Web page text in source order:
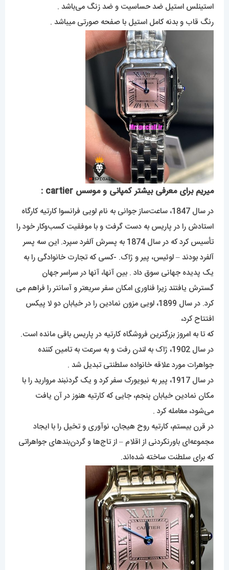
استینلس استیل ضد حساسیت و ضد زنگ می‌باشد .
رنگ قاب و بدنه کامل استیل با صفحه صورتی میباشد .
میریم برای معرفی بیشتر کمپانی و موسس cartier :
در سال 1847، ساعت‌ساز جوانی به نام لویی فرانسوا کارتیه کارگاه
استادش را در پاریس به دست گرفت و با موفقیت کسب‌وکار خود را
تأسیس کرد که در سال 1874 به پسرش آلفرد سپرد. این سه پسر
آلفرد بودند – لوئیس، پیر و ژاک. -کسی که تجارت خانوادگی را به
یک پدیده جهانی سوق داد . بین آنها، آنها در سراسر جهان
گسترش یافتند زیرا فناوری امکان سفر سریعتر و آسانتر را فراهم می
کرد. در سال 1899، لویی مزون نمادین را در خیابان دو لا پیکس
افتتاح کرد،
که تا به امروز بزرگترین فروشگاه کارتیه در پاریس باقی مانده است.
در سال 1902، ژاک به لندن رفت و به سرعت به تامین کننده
جواهرات مورد علاقه خانواده سلطنتی تبدیل شد .
در سال 1917، پیر به نیویورک سفر کرد و یک گردنبند مروارید را با
مکان نمادین خیابان پنجم، جایی که کارتیه هنوز در آن یافت
می‌شود، معامله کرد .
در قرن بیستم، کارتیه روح هیجان، نوآوری و تخیل را با ایجاد
مجموعه‌ای باورنکردنی از اقلام – از تاج‌ها و گردن‌بندهای جواهراتی
که برای سلطنت ساخته شده‌اند.